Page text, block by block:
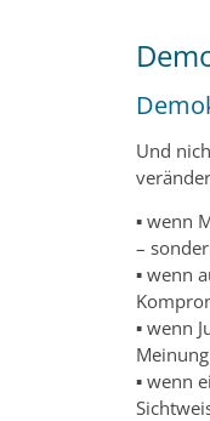
Und
▪️ wenn
–
▪️ wenn
▪️ wenn
▪️ wenn